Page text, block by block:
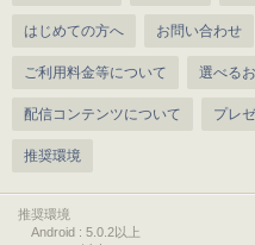
はじめての方へ お問い合わせ
ご利用料金等について 選べる
配信コンテンツについて プレ
推奨環境
推奨環境
Android : 5.0.2以上